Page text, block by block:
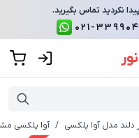
نکردید تماس بگیرید.
021-
دلند مدل آوا پلکسی / آوا پلکسی